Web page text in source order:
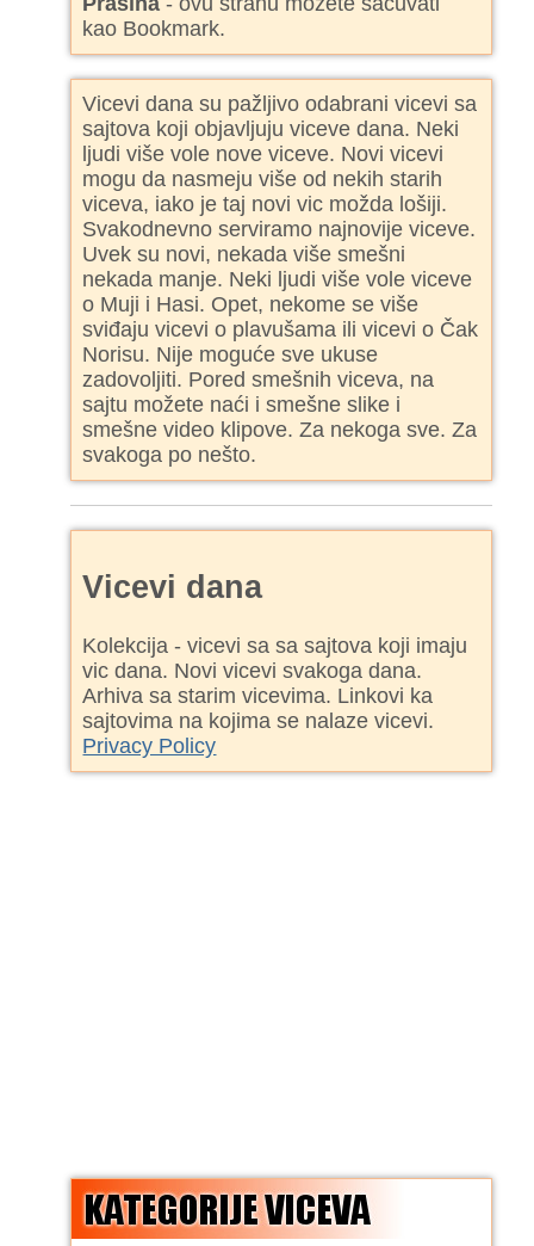
kao Bookmark.
Vicevi dana su pažljivo odabrani vicevi sa
sajtova koji objavljuju viceve dana. Neki
ljudi više vole nove viceve. Novi vicevi
mogu da nasmeju više od nekih starih
viceva, iako je taj novi vic možda lošiji.
Svakodnevno serviramo najnovije viceve.
Uvek su novi, nekada više smešni
nekada manje. Neki ljudi više vole viceve
o Muji i Hasi. Opet, nekome se više
sviđaju vicevi o plavušama ili vicevi o Čak
Norisu. Nije moguće sve ukuse
zadovoljiti. Pored smešnih viceva, na
sajtu možete naći i smešne slike i
smešne video klipove. Za nekoga sve. Za
svakoga po nešto.
Vicevi dana
Kolekcija - vicevi sa sa sajtova koji imaju
vic dana. Novi vicevi svakoga dana.
Arhiva sa starim vicevima. Linkovi ka
sajtovima na kojima se nalaze vicevi.
Privacy Policy